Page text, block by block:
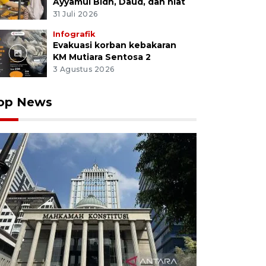
31 Juli 2026
Infografik
Evakuasi korban kebakaran
KM Mutiara Sentosa 2
3 Agustus 2026
News